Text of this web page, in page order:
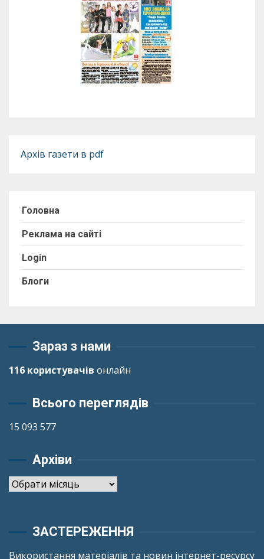
Архів газети в pdf
Головна
Реклама на сайті
Login
Блоги
Зараз з нами
116 користувачів онлайн
Всього переглядів
15 093 577
Архіви
Архіви
ЗАСТЕРЕЖЕННЯ
Використання матеріалів та новин інтернет-ресурсу